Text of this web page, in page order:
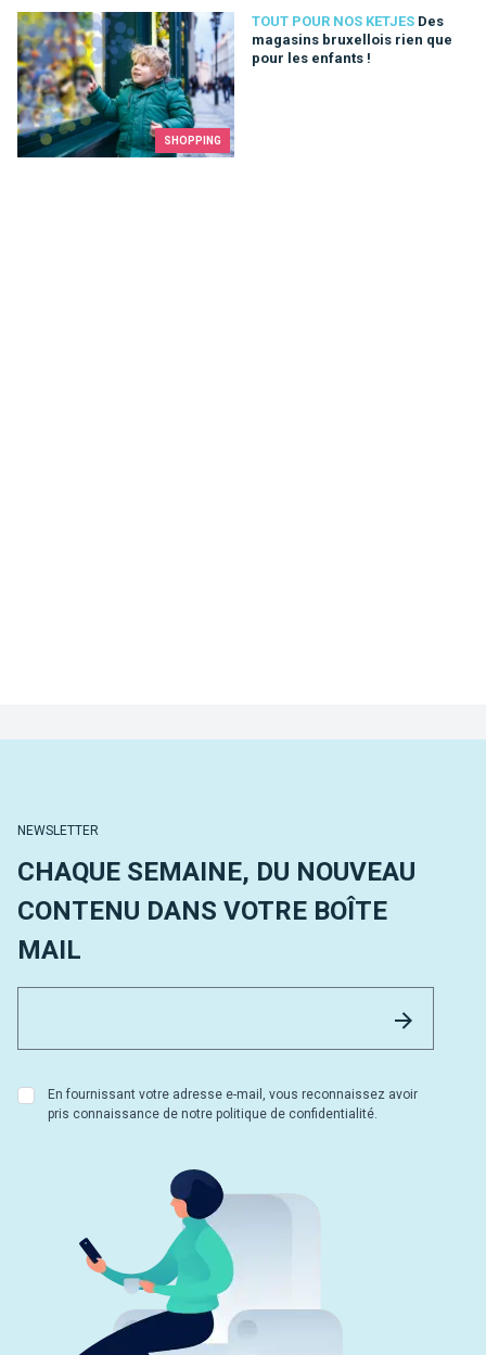
SHOPPING
TOUT POUR NOS KETJES Des
magasins bruxellois rien que
pour les enfants !
Des magasins bruxellois rien que pour les enfants !
NEWSLETTER
CHAQUE SEMAINE, DU NOUVEAU
CONTENU DANS VOTRE BOÎTE
MAIL
En fournissant votre adresse e-mail, vous reconnaissez avoir
pris connaissance de notre politique de confidentialité.